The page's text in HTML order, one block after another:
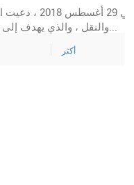
في 29
والنقل ، والذي يهدف إلى تعزيز التبادل والتعاون في مجال النقل والإمداد بين دول جنوب شرق آسيا وبنا...
أكثر